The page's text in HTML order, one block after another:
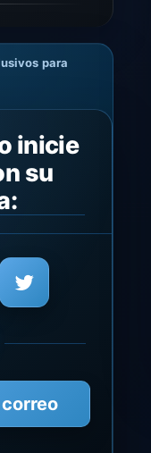
para
inicie
su